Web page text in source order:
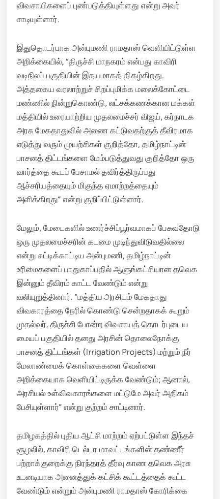
விவசாயிகளைப் புண்படுத்தியுள்ளது என்று அவர்
சாடியுள்ளார்.
இதுதொடர்பாக அன்புமணி ராமதாஸ் வெளியிட்டுள்ள
அறிக்கையில், “திருச்சி மாநகரம் என்பது காவிரி
வடிநிலப் பகுதியின் இதயமாகத் திகழ்கிறது.
அத்தகைய வரலாற்றுச் சிறப்புமிக்க மலைக்கோட்டை
மண்ணில் நின்றுகொண்டு, லட்சக்கணக்கான மக்கள்
மத்தியில் உரையாற்றிய முதலமைச்சர் விஜய், கர்நாடக
அரசு மேகதாதுவில் அணை கட்டுவதற்குத் தீவிரமாக
எடுத்து வரும் முயற்சிகள் குறித்தோ, தமிழ்நாட்டின்
பாசனத் திட்டங்களை மேம்படுத்துவது குறித்தோ ஒரு
வார்த்தை கூடப் பேசாமல் தவிர்த்திருப்பது
ஆச்சரியத்தையும் மிகுந்த ஏமாற்றத்தையும்
அளிக்கிறது” என்று குறிப்பிட்டுள்ளார்.
மேலும், மேடைகளில் உணர்ச்சிப்பூர்வமாகப் பேசுவதோடு
ஒரு முதலமைச்சரின் கடமை முடிந்துவிடுவதில்லை
என்று சுட்டிக்காட்டிய அன்புமணி, தமிழ்நாட்டின்
உரிமைகளைப் பாதுகாப்பதில் ஆளுங்கட்சியான தவெக
இன்னும் தீவிரம் காட்ட வேண்டும் என்று
வலியுறுத்தினார். “மத்திய அரசிடம் மேகதாது
விவகாரத்தை நேரில் கொண்டு சென்றதாகக் கூறும்
முதல்வர், திருச்சி போன்ற விவசாயத் தொடர்புடைய
மையப் பகுதியில் தனது அரசின் தொலைநோக்கு
பாசனத் திட்டங்கள் (Irrigation Projects) மற்றும் நீர்
மேலாண்மைக் கொள்கைகளை வெள்ளை
அறிக்கையாக வெளியிட்டிருக்க வேண்டும்; ஆனால்,
அரசியல் உள்விவகாரங்களை மட்டுமே அவர் அதிகம்
பேசியுள்ளார்” என்று குற்றம் சாட்டினார்.
தமிழகத்தில் புதிய ஆட்சி மாற்றம் ஏற்பட்டுள்ள இந்தச்
சூழலில், காவிரி டெல்டா மாவட்டங்களின் தண்ணீர்
பற்றாக்குறைக்கு நிரந்தரத் தீர்வு காண தவெக அரசு
உடனடியாக அனைத்துக் கட்சிக் கூட்டத்தைக் கூட்ட
வேண்டும் என்றும் அன்புமணி ராமதாஸ் கோரிக்கை